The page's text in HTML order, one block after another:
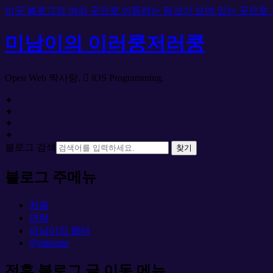
이곳 블로그의 여러 곳으로 이동하는 링크가 모여 있는 곳으로
미남이의 이러쿵저러쿵
Open Web 짝사랑.  iOS Programming.
✦
✦
✦
✦
블로그 검색
찾기
블로그 주메뉴
처음
연락
미남이의 웹터
@miname